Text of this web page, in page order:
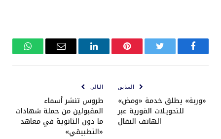
فيسبوك تويتر بينتيريستلينكدإن
البريد
واتساب
السابق
«وربة» يطلق خدمة «ومض»
للتحويلات الفورية عبر
الهاتف النقال
التالي
طروس تنشر أسماء
المقبولين من حملة شهادات
ما دون الثانوية في معاهد
«التطبيقي»